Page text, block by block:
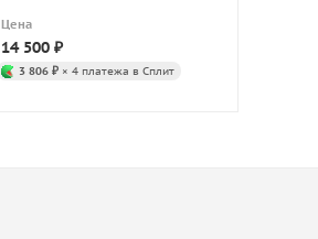
Цена
14 500₽
3 806 ₽× 4 платежа в Сплит